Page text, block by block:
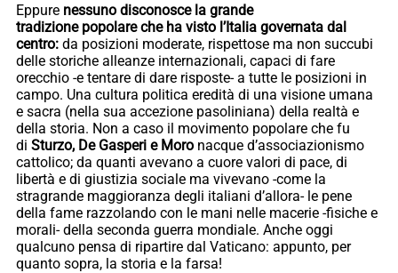
Eppure nessuno disconosce la grande
tradizione popolare che ha visto l’Italia governata dal
centro: da posizioni moderate, rispettose ma non succubi
delle storiche alleanze internazionali, capaci di fare
orecchio -e tentare di dare risposte- a tutte le posizioni in
campo. Una cultura politica eredità di una visione umana
e sacra (nella sua accezione pasoliniana) della realtà e
della storia. Non a caso il movimento popolare che fu
di Sturzo, De Gasperi e Moro nacque d’associazionismo
cattolico; da quanti avevano a cuore valori di pace, di
libertà e di giustizia sociale ma vivevano -come la
stragrande maggioranza degli italiani d’allora- le pene
della fame razzolando con le mani nelle macerie -fisiche e
morali- della seconda guerra mondiale. Anche oggi
qualcuno pensa di ripartire dal Vaticano: appunto, per
quanto sopra, la storia e la farsa!